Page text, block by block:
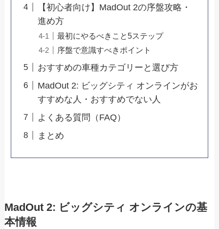
【初心者向け】MadOut 2の序盤攻略・
進め方
最初にやるべきこと5ステップ
序盤で意識すべきポイント
おすすめの車種カテゴリーと選び方
MadOut 2: ビッグシティ オンラインがお
すすめな人・おすすめでない人
よくある質問（FAQ）
まとめ
MadOut 2: ビッグシティ オンラインの基
本情報